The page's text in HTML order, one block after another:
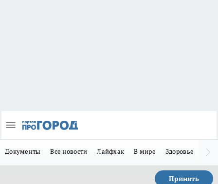
Документы Все новости Лайфхак В мире Здоровье
Принять